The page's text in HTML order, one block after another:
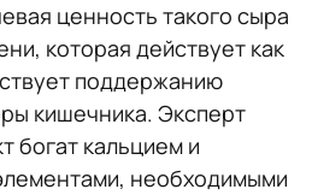
ценность такого сыра
которая действует как
поддержанию
кишечника. Эксперт
богат кальцием и
необходимыми